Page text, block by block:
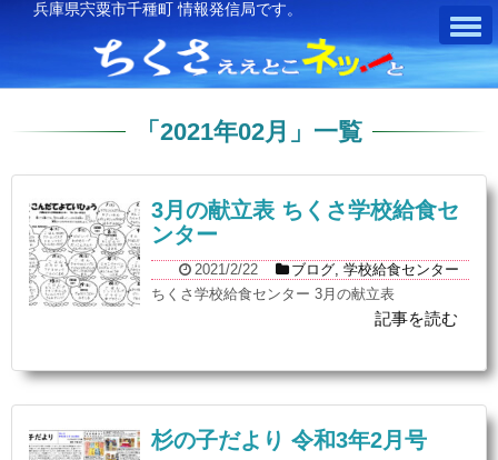
兵庫県宍粟市千種町 情報発信局です。
「 2021年02月 」 一覧
3月の献立表 ちくさ学校給食セ
ンター
2021/2/22 ブログ, 学校給食センター
ちくさ学校給食センター 3月の献立表
記事を読む
杉の子だより 令和3年2月号